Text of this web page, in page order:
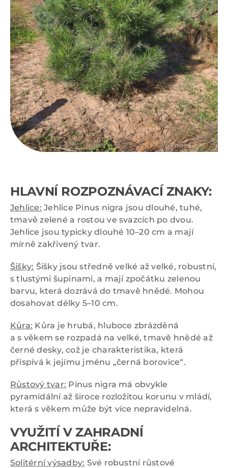
HLAVNÍ ROZPOZNÁVACÍ ZNAKY:
Jehlice: Jehlice Pinus nigra jsou dlouhé, tuhé,
tmavě zelené a rostou ve svazcích po dvou.
Jehlice jsou typicky dlouhé 10–20 cm a mají
mírně zakřivený tvar.
Šišky: Šišky jsou středně velké až velké, robustní,
s tlustými šupinami, a mají zpočátku zelenou
barvu, která dozrává do tmavě hnědé. Mohou
dosahovat délky 5–10 cm.
Kůra: Kůra je hrubá, hluboce zbrázděná
a s věkem se rozpadá na velké, tmavě hnědé až
černé desky, což je charakteristika, která
přispívá k jejímu jménu „černá borovice“.
Růstový tvar: Pinus nigra má obvykle
pyramidální až široce rozložitou korunu v mládí,
která s věkem může být více nepravidelná.
VYUŽITÍ V ZAHRADNÍ
ARCHITEKTUŘE:
Solitérní výsadby: Své robustní růstové